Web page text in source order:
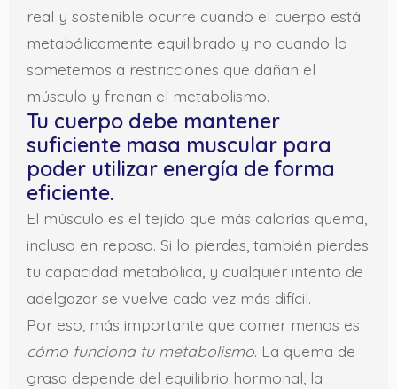
real y sostenible ocurre cuando el cuerpo está
metabólicamente equilibrado y no cuando lo
sometemos a restricciones que dañan el
músculo y frenan el metabolismo.
Tu cuerpo debe mantener
suficiente masa muscular para
poder utilizar energía de forma
eficiente.
El músculo es el tejido que más calorías quema,
incluso en reposo. Si lo pierdes, también pierdes
tu capacidad metabólica, y cualquier intento de
adelgazar se vuelve cada vez más difícil.
Por eso, más importante que comer menos es
cómo funciona tu metabolismo. La quema de
grasa depende del equilibrio hormonal, la